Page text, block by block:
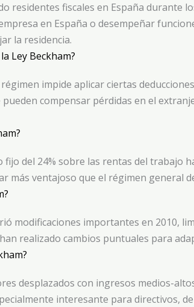
residentes fiscales en España durante
en España o desempeñar
la residencia.
Ley Beckham?
impide aplicar ciertas
compensar pérdidas en el
del 24% sobre las rentas del trabajo
más ventajoso que el régimen general
modificaciones importantes en 2010,
realizado cambios puntuales para
desplazados con ingresos medios-
interesante para